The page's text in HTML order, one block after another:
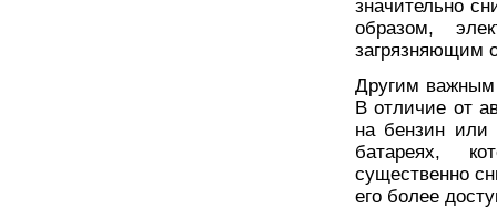
значительно
образом,
загрязняющим
Другим важным
В отличие от
на бензин или
батареях,
существенно
его более